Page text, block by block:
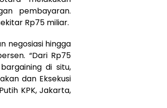
pembayaran.
Rp75 miliar.
negosiasi hingga
“Dari Rp75
di situ,
dan Eksekusi
KPK, Jakarta,